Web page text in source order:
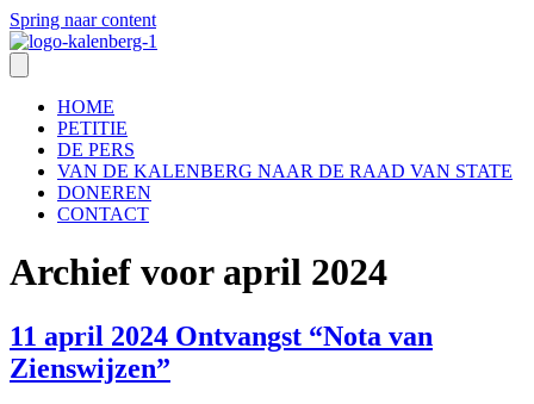
Spring naar content
HOME
PETITIE
DE PERS
VAN DE KALENBERG NAAR DE RAAD VAN STATE
DONEREN
CONTACT
Archief voor april 2024
11 april 2024 Ontvangst “Nota van
Zienswijzen”